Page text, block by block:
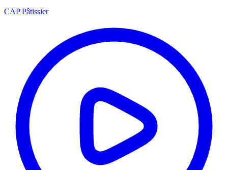
CAP Pâtissier